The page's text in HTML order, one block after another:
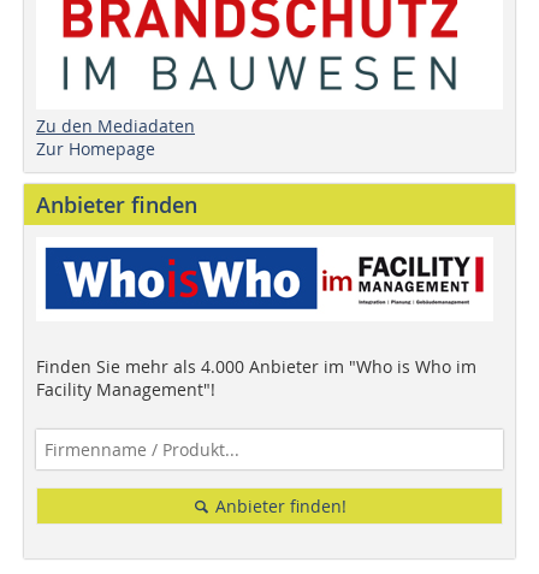
Zu den Mediadaten
Zur Homepage
Anbieter finden
Finden Sie mehr als 4.000 Anbieter im "Who is Who im
Facility Management"!
Anbieter finden!